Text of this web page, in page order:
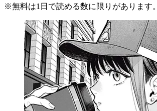
※無料は1日で読める数に限りがあります。